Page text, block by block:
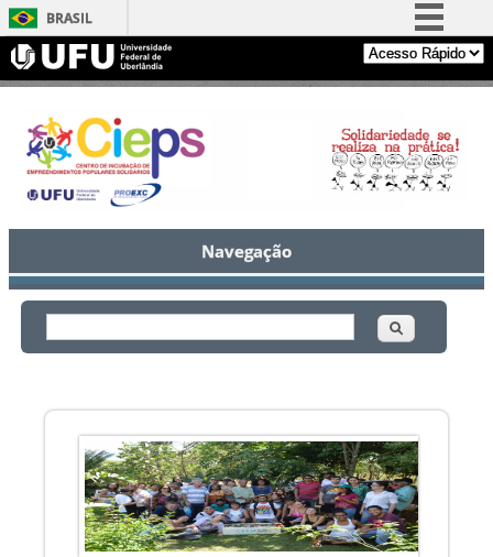
BRASIL
Simplifique!
Comunica BR
Participe
Acesso à informação
Legislação
Canais
Navegação
Formulário de busca
Buscar